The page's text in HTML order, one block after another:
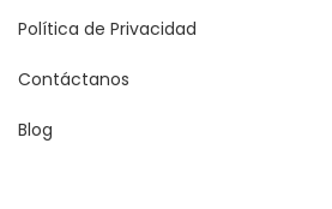
Política de Privacidad
Contáctanos
Blog